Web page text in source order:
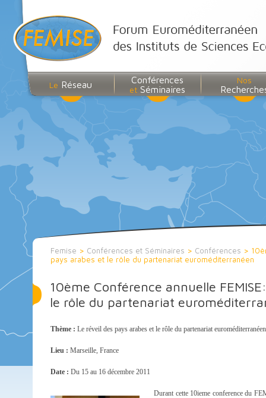
Le Réseau Conférences
et Séminaires
Nos
Femise > Conférences et Séminaires > Conférences >
pays arabes et le rôle du partenariat euroméditerranéen
10ème Conférence annuelle
le rôle du partenariat
Thème : Le réveil des pays arabes et le rôle du partenariat euroméditerranéen
Lieu : Marseille, France
Date : Du 15 au 16 décembre 2011
Durant cette 10ieme conference du